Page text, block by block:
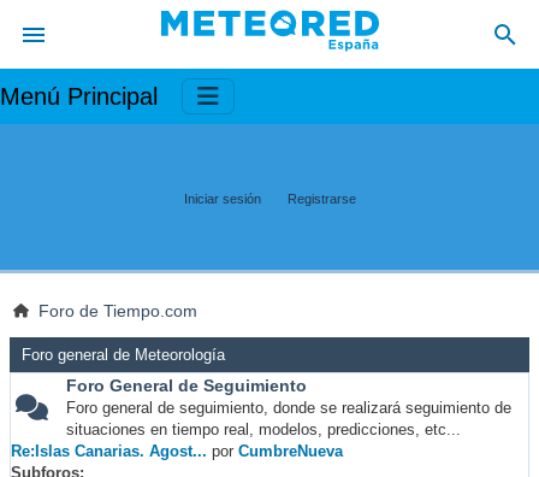
Menú Principal
Iniciar sesión Registrarse
Foro de Tiempo.com
Foro general de Meteorología
Foro General de Seguimiento
Foro general de seguimiento, donde se realizará seguimiento de
situaciones en tiempo real, modelos, predicciones, etc...
Re:Islas Canarias. Agost... por CumbreNueva
Subforos